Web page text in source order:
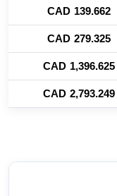
139.662 CAD
279.325 CAD
1,396.625 CAD
2,793.249 CAD